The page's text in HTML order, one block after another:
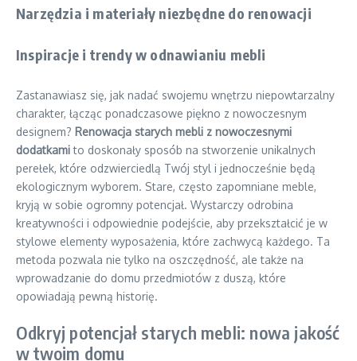
Narzędzia i materiały niezbędne do renowacji
Inspiracje i trendy w odnawianiu mebli
Zastanawiasz się, jak nadać swojemu wnętrzu niepowtarzalny
charakter, łącząc ponadczasowe piękno z nowoczesnym
designem? Renowacja starych mebli z nowoczesnymi
dodatkamito doskonały sposób na stworzenie unikalnych
perełek, które odzwierciedlą Twój styl i jednocześnie będą
ekologicznym wyborem. Stare, często zapomniane meble,
kryją w sobie ogromny potencjał. Wystarczy odrobina
kreatywności i odpowiednie podejście, aby przekształcić je w
stylowe elementy wyposażenia, które zachwycą każdego. Ta
metoda pozwala nie tylko na oszczędność, ale także na
wprowadzanie do domu przedmiotów z duszą, które
opowiadają pewną historię.
Odkryj potencjał starych mebli: nowa jakość
w twoim domu